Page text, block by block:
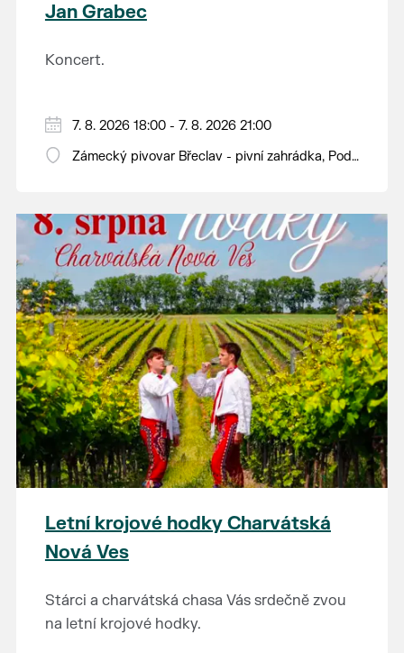
Jan Grabec
Koncert.
7. 8. 2026 18:00 - 7. 8. 2026 21:00
Zámecký pivovar Břeclav - pivní zahrádka, Pod
Letní krojové hodky Charvátská
Nová Ves
Stárci a charvátská chasa Vás srdečně zvou
na letní krojové hodky.